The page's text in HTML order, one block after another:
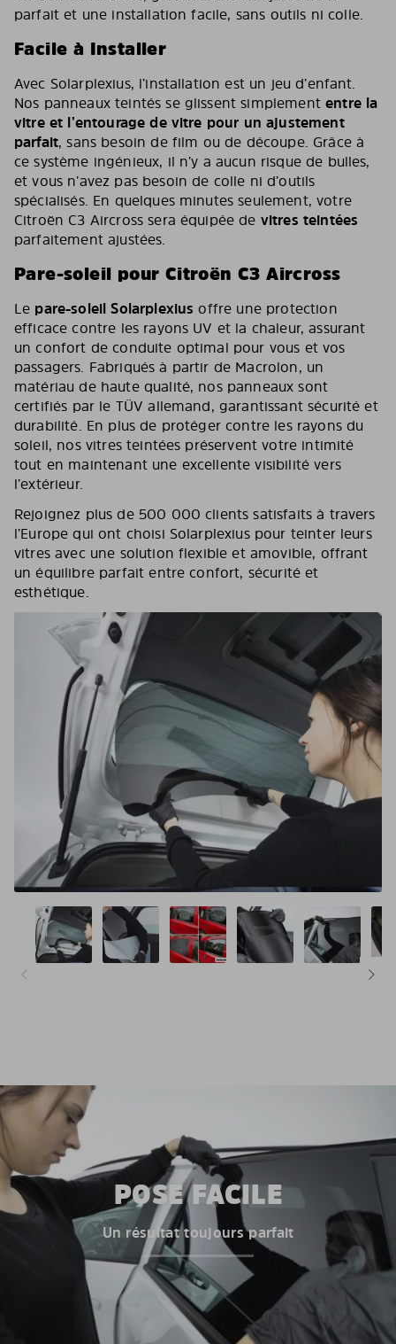
parfait et une installation facile, sans outils ni colle.
Facile à Installer
Avec Solarplexius, l’installation est un jeu d’enfant.
Nos panneaux teintés se glissent simplemententre la
vitre et l’entourage de vitre pour un ajustement
parfait, sans besoin de film ou de découpe. Grâce à
ce système ingénieux, il n’y a aucun risque de bulles,
et vous n’avez pas besoin de colle ni d’outils
spécialisés. En quelques minutes seulement, votre
Citroën C3 Aircross sera équipée de vitres teintées
parfaitement ajustées.
Pare-soleil pour Citroën C3 Aircross
Le pare-soleil Solarplexius offre une protection
efficace contre les rayons UV et la chaleur, assurant
un confort de conduite optimal pour vous et vos
passagers. Fabriqués à partir de Macrolon, un
matériau de haute qualité, nos panneaux sont
certifiés par le TÜV allemand, garantissant sécurité et
durabilité. En plus de protéger contre les rayons du
soleil, nos vitres teintées préservent votre intimité
tout en maintenant une excellente visibilité vers
l’extérieur.
Rejoignez plus de 500 000 clients satisfaits à travers
l’Europe qui ont choisi Solarplexius pour teinter leurs
vitres avec une solution flexible et amovible, offrant
un équilibre parfait entre confort, sécurité et
esthétique.
POSE FACILE
Un résultat toujours parfait